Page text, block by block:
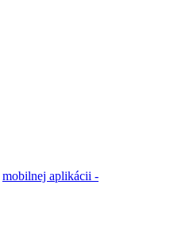
mobilnej aplikácii -